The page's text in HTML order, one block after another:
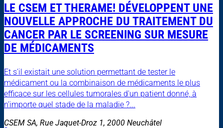
LE CSEM ET THERAME! DÉVELOPPENT UNE
NOUVELLE APPROCHE DU TRAITEMENT DU
CANCER PAR LE SCREENING SUR MESURE
DE MÉDICAMENTS
Et s'il existait une solution permettant de tester le
médicament ou la combinaison de médicaments le plus
efficace sur les cellules tumorales d'un patient donné, à
n’importe quel stade de la maladie ?...
CSEM SA, Rue Jaquet-Droz 1, 2000 Neuchâtel